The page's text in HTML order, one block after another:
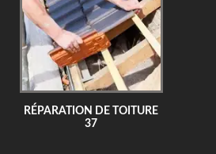
RÉPARATION DE TOITURE
37